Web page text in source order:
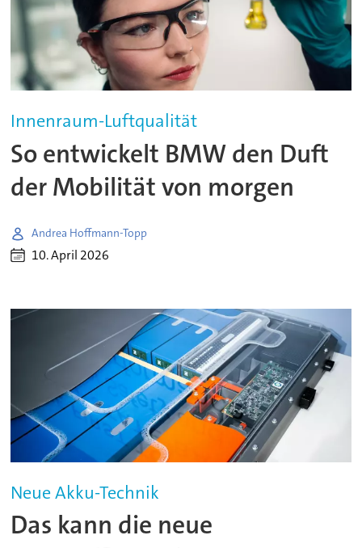
Innenraum-Luftqualität
So entwickelt BMW den Duft
der Mobilität von morgen
Andrea Hoffmann-Topp
10. April 2026
Neue Akku-Technik
Das kann die neue